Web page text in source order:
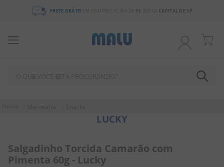
FRETE GRÁTIS R$ 300 CAPITAL DE SP
LUCKY
Salgadinho Torcida Camarão com
Pimenta 60g - Lucky
1º
3 º
pirulito